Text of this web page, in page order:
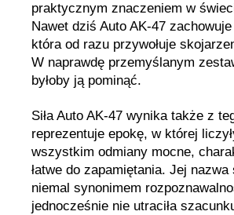
praktycznym znaczeniem w
Nawet dziś Auto AK-47
która od razu przywołuje
W naprawdę przemyślanym
byłoby ją pominąć.
Siła Auto AK-47 wynika także z
reprezentuje epokę, w której
wszystkim odmiany mocne,
łatwe do zapamiętania. Jej nazwa
niemal synonimem
jednocześnie nie utraciła